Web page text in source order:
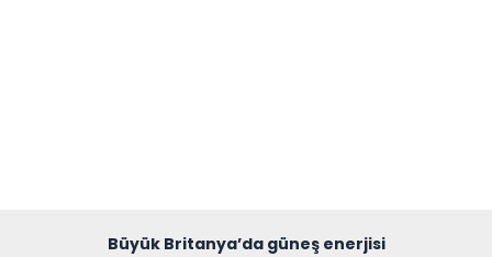
Büyük Britanya’da güneş enerjisi